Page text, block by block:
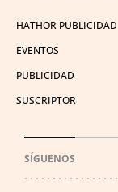
HATHOR PUBLICIDAD
EVENTOS
PUBLICIDAD
SUSCRIPTOR
SÍGUENOS